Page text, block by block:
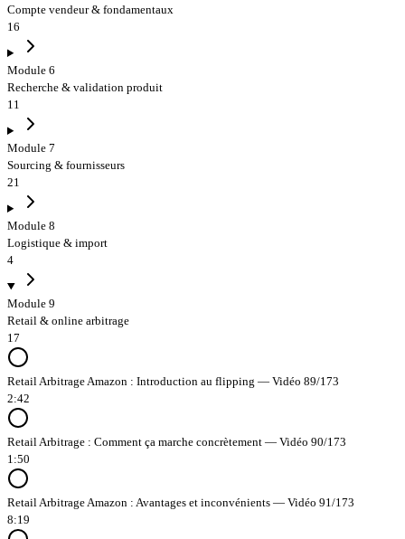
Compte vendeur & fondamentaux
16
Module 6
Recherche & validation produit
11
Module 7
Sourcing & fournisseurs
21
Module 8
Logistique & import
4
Module 9
Retail & online arbitrage
17
Retail Arbitrage Amazon : Introduction au flipping — Vidéo 89/173
2:42
Retail Arbitrage : Comment ça marche concrètement — Vidéo 90/173
1:50
Retail Arbitrage Amazon : Avantages et inconvénients — Vidéo 91/173
8:19